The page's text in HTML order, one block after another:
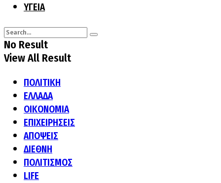
ΥΓΕΙΑ
No Result
View All Result
ΠΟΛΙΤΙΚΗ
ΕΛΛΑΔΑ
ΟΙΚΟΝΟΜΙΑ
ΕΠΙΧΕΙΡΗΣΕΙΣ
ΑΠΟΨΕΙΣ
ΔΙΕΘΝΗ
ΠΟΛΙΤΙΣΜΟΣ
LIFE